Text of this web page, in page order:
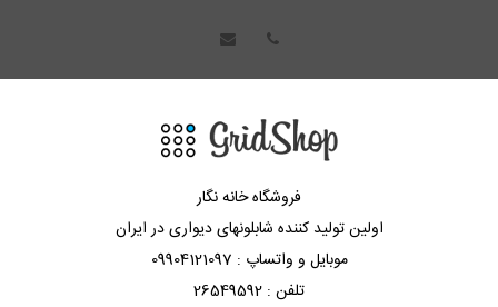
فروشگاه خانه نگار
اولین تولید کننده شابلونهای دیواری در ایران
موبایل و واتساپ : 09904121097
تلفن : 26549592